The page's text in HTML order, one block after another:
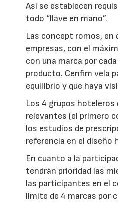
Así se establecen
todo “llave en mano”.
Las concept romos, en
empresas, con el
con una marca por
producto. Cenfim vela
equilibrio y que haya
Los 4 grupos hoteleros
relevantes (el primero
los estudios de
referencia en el diseño
En cuanto a la
tendrán prioridad las
las participantes en el
límite de 4 marcas por